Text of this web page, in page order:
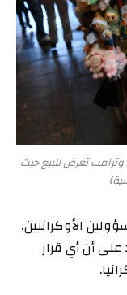
تعرض للبيع حيث
الأوكرانيين،
على أن أي قرار